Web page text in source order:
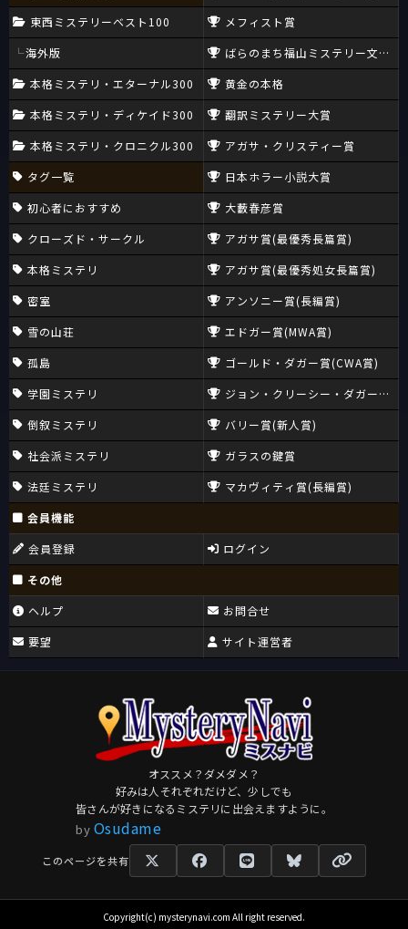
東西ミステリーベスト100
海外版
本格ミステリ・エターナル300
本格ミステリ・ディケイド300
本格ミステリ・クロニクル300
タグ一覧
初心者におすすめ
クローズド・サークル
本格ミステリ
密室
雪の山荘
孤島
学園ミステリ
倒叙ミステリ
社会派ミステリ
法廷ミステリ
メフィスト賞
ばらのまち福山ミステリー文学新
黄金の本格
翻訳ミステリー大賞
アガサ・クリスティー賞
日本ホラー小説大賞
大藪春彦賞
アガサ賞(最優秀長篇賞)
アガサ賞(最優秀処女長篇賞)
アンソニー賞(長編賞)
エドガー賞(MWA賞)
ゴールド・ダガー賞(CWA賞)
ジョン・クリーシー・ダガー賞
バリー賞(新人賞)
ガラスの鍵賞
マカヴィティ賞(長編賞)
会員機能
会員登録
ログイン
その他
ヘルプ
要望
お問合せ
サイト運営者
オススメ？ダメダメ？
好みは人それぞれだけど、少しでも
皆さんが好きになるミステリに出会えますように。
by Osudame
このページを共有
Copyright(c) mysterynavi.com All right reserved.